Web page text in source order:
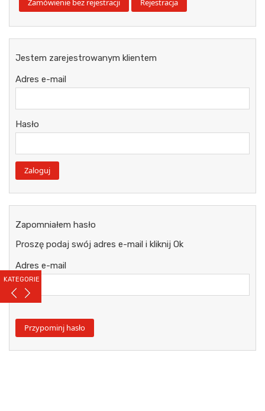
KATEGORIE
Jestem zarejestrowanym klientem
Adres e-mail
Hasło
Zapomniałem hasło
Proszę podaj swój adres e-mail i kliknij Ok
Adres e-mail